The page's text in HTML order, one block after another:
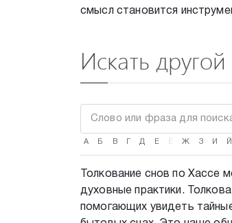
смысл становится
Искать
А Б В Д Е Ё Ж З И Й
Толкование снов по Хассе
духовные практики.
помогающих увидеть